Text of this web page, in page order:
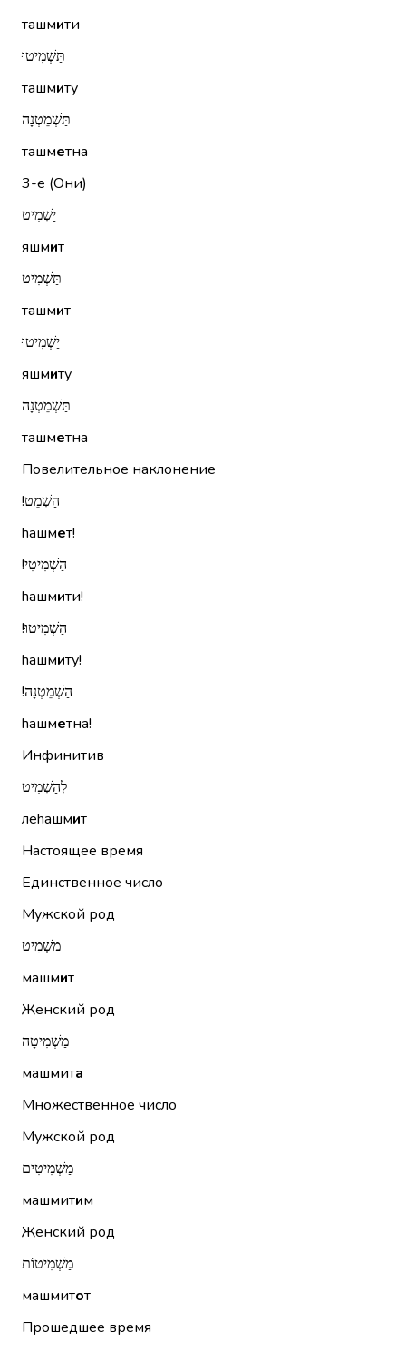
ташмити
תַּשְׁמִיטוּ
ташмиту
תַּשְׁמֵטְנָה
ташметна
3-е (Они)
יַשְׁמִיט
яшмит
תַּשְׁמִיט
ташмит
יַשְׁמִיטוּ
яшмиту
תַּשְׁמֵטְנָה
ташметна
Повелительное наклонение
הַשְׁמֵט!‏
hашмет!
הַשְׁמִיטִי!‏
hашмити!
הַשְׁמִיטוּ!‏
hашмиту!
הַשְׁמֵטְנָה!‏
hашметна!
Инфинитив
לְהַשְׁמִיט
леhашмит
Настоящее время
Единственное число
Мужской род
מַשְׁמִיט
машмит
Женский род
מַשְׁמִיטָה
машмита
Множественное число
Мужской род
מַשְׁמִיטִים
машмитим
Женский род
מַשְׁמִיטוֹת
машмитот
Прошедшее время